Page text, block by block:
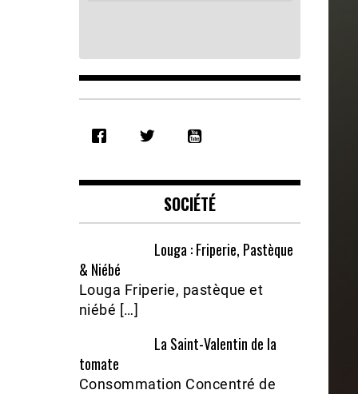
RSS FEED
EMBED
SOCIÉTÉ
Louga : Friperie, Pastèque
& Niébé
Louga Friperie, pastèque et
niébé […]
La Saint-Valentin de la
tomate
Consommation Concentré de